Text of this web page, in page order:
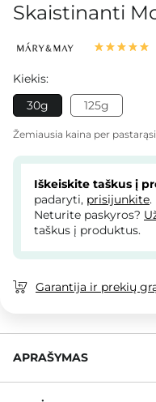
Skaistinanti
Kiekis:
30g
125g
Žemiausia kaina per
Iškeiskite taškus į
padaryti, prisijunkite.
Neturite paskyros?
taškus į produktus.
Garantija ir prekių
APRAŠYMAS